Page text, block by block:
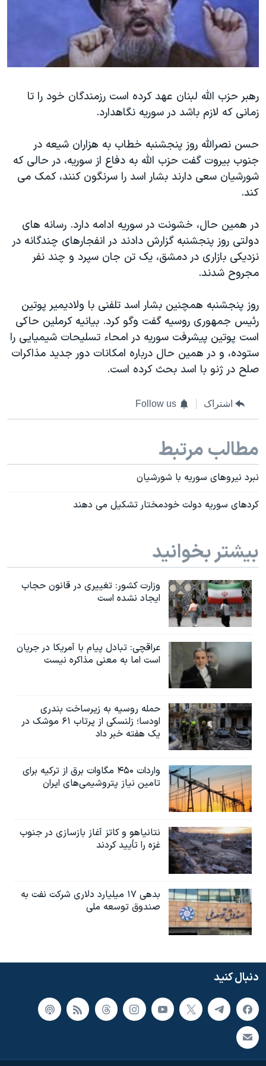
فرهنگ و زندگی
حقوق شهروندی
اقتصادی
اسرائیل در جنگ
گالری عکس
آرشیو پخش زنده
مستندها
انتخابات ریاست جمهوری آمریکا ۲۰۲۴
حمله جمهوری اسلامی به اسرائیل
ورزش زنان در ایران
اعتراضات زن، زندگی، آزادی
مجموعه مستندهای دادخواهی
تریبونال مردمی آبان ۹۸
دادگاه حمید نوری
قانون شفافیت دارائی کادر رهبری ایران
اعتراضات مردمی آبان ۹۸
اسرائیل در جنگ
همایش محافظه‌کاران آمریکا «سی‌پک»
صفحه‌های ویژه
سفر پرزیدنت ترامپ به چین
دنبال کنید
زبانهای مختلف
رهبر حزب الله لبنان عهد کرده است رزمندگان خود را تا
زمانی که لازم باشد در سوریه نگاهدارد.
حسن نصرالله روز پنجشنبه خطاب به هزاران شیعه در
جنوب بیروت گفت حزب الله به دفاع از سوریه، در حالی که
شورشیان سعی دارند بشار اسد را سرنگون کنند، کمک می
کند.
در همین حال، خشونت در سوریه ادامه دارد. رسانه های
دولتی روز پنجشنبه گزارش دادند در انفجارهای چندگانه در
نزدیکی بازاری در دمشق، یک تن جان سپرد و چند نفر
مجروح شدند.
روز پنجشنبه همچنین بشار اسد تلفنی با ولادیمیر پوتین
رئیس جمهوری روسیه گفت وگو کرد. بیانیه کرملین حاکی
است پوتین پیشرفت سوریه در امحاء تسلیحات شیمیایی را
ستوده، و در همین حال درباره امکانات دور جدید مذاکرات
صلح در ژنو با اسد بحث کرده است.
اشتراک Follow us
مطالب مرتبط
نبرد نیروهای سوریه با شورشیان
کردهای سوریه دولت خودمختار تشکیل می دهند
بیشتر بخوانید
وزارت کشور: تغییری در قانون حجاب
ایجاد نشده است
عراقچی: تبادل پیام با آمریکا در جریان
است اما به معنی مذاکره نیست
حمله روسیه به زیرساخت بندری
اودسا؛ زلنسکی از پرتاب ۶۱ موشک در
یک هفته خبر داد
واردات ۴۵۰ مگاوات برق از ترکیه برای
تامین نیاز پتروشیمی‌های ایران
نتانیاهو و کاتز آغاز بازسازی در جنوب
غزه را تأیید کردند
بدهی ۱۷ میلیارد دلاری شرکت نفت به
صندوق توسعه ملی
دنبال کنید